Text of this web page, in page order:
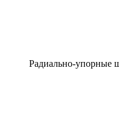
Радиально-упорные